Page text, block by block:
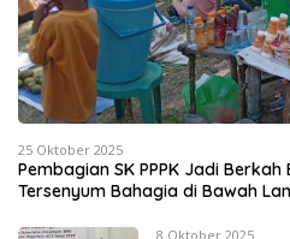
25 Oktober 2025
Pembagian SK PPPK Jadi
Tersenyum Bahagia di Bawah
8 Oktober 2025